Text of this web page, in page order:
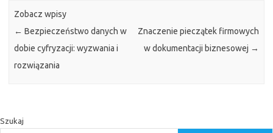
Zobacz wpisy
← Bezpieczeństwo danych w
dobie cyfryzacji: wyzwania i
rozwiązania
Znaczenie pieczątek firmowych
w dokumentacji biznesowej →
Szukaj